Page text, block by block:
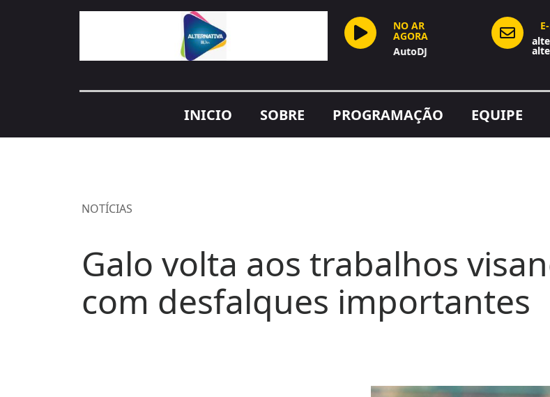
NO AR
AGORA
AutoDJ
INICIO SOBRE PROGRAMAÇÃO EQUIPE
NOTÍCIAS
Galo volta aos trabalhos
com desfalques importantes